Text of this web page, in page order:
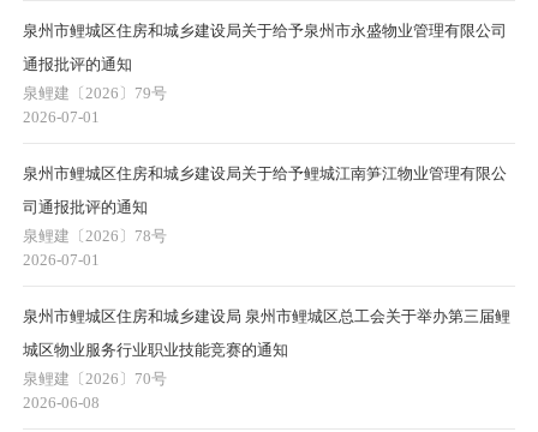
泉州市鲤城区住房和城乡建设局关于给予泉州市永盛物业管理有限公司
通报批评的通知
泉鲤建〔2026〕79号
2026-07-01
泉州市鲤城区住房和城乡建设局关于给予鲤城江南笋江物业管理有限公
司通报批评的通知
泉鲤建〔2026〕78号
2026-07-01
泉州市鲤城区住房和城乡建设局 泉州市鲤城区总工会关于举办第三届鲤
城区物业服务行业职业技能竞赛的通知
泉鲤建〔2026〕70号
2026-06-08